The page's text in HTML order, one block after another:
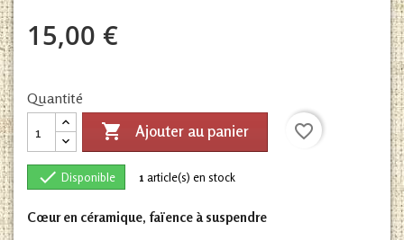
15,00 €
Quantité
 Ajouter au panier favorite_border
 Disponible 1 article(s) en stock
Cœur en céramique, faïence à suspendre